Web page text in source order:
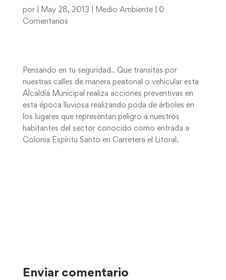
por May 28, 2013 Medio Ambiente| 0
Comentarios
Pensando en tu seguridad.. Que transitas por
nuestras calles de manera peatonal o vehicular esta
Alcaldía Municipal realiza acciones preventivas en
esta época lluviosa realizando poda de árboles en
los lugares que representan peligro a nuestros
habitantes del sector conocido como entrada a
Colonia Espíritu Santo en Carretera el Litoral.
Enviar comentario